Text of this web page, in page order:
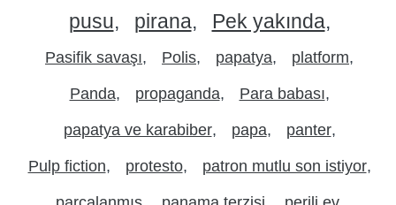
pusu pirana Pek yakında
Pasifik savaşı Polis papatya platform
Panda propaganda Para babası
papatya ve karabiber papa panter
Pulp fiction protesto patron mutlu son istiyor